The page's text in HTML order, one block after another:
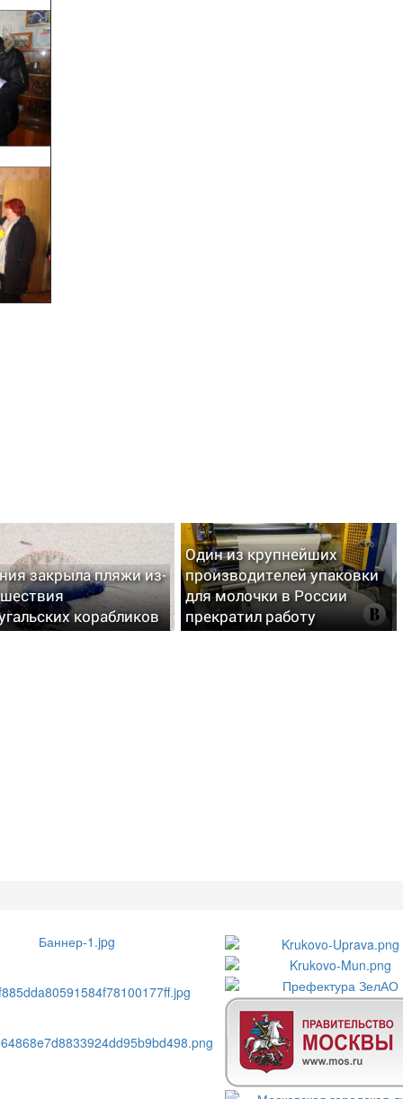
закрыла пляжи из-
корабликов
Один из крупнейших
производителей упаковки
для молочки в России
прекратил работу